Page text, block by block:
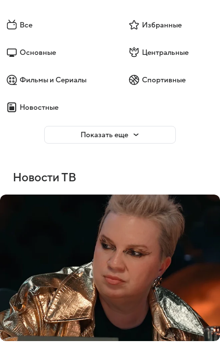
Все Избранные
Основные Центральные
Фильмы и Сериалы Спортивные
Новостные
Показать еще
Новости ТВ